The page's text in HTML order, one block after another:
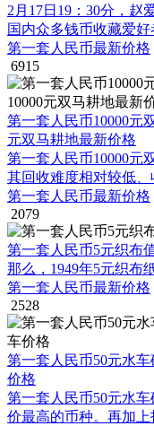
2月17日19：30分，赵
国内众多钱币收藏爱好
第一套人民币最新价格
6915
第一套人民币10000元
元双马耕地最新价格
第一套人民币10000元
其回收难度相对较低、
第一套人民币最新价格
2079
第一套人民币5元织布
那么，1949年5元织布
第一套人民币最新价格
2528
第一套人民币50元水
价格
第一套人民币50元水
价最高的币种。再加